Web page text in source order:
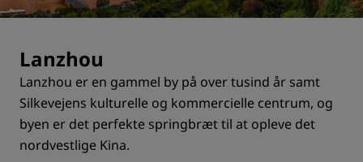
Lanzhou
Lanzhou er en gammel by på over tusind år samt
Silkevejens kulturelle og kommercielle centrum, og
byen er det perfekte springbræt til at opleve det
nordvestlige Kina.